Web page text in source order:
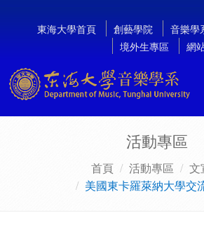
東海大學首頁 創藝學院 音樂學
境外生專區
網
活動專區
首頁 活動專區
文
美國東卡羅萊納大學交